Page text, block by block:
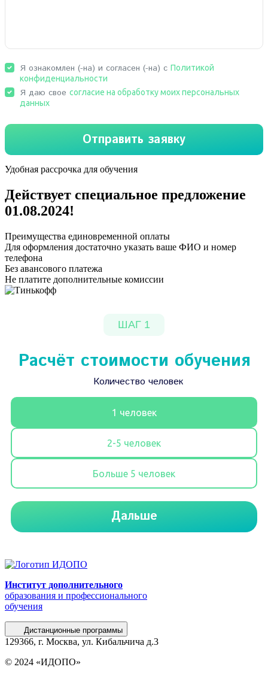
Удобная рассрочка для обучения
Действует специальное предложение
01.08.2024!
Преимущества единовременной оплаты
Для оформления достаточно указать ваше ФИО и номер
телефона
Без авансового платежа
Не платите дополнительные комиссии
Институт дополнительного
образования и профессионального
обучения
Дистанционные программы
129366, г. Москва, ул. Кибальчича д.3
© 2024 «ИДОПО»